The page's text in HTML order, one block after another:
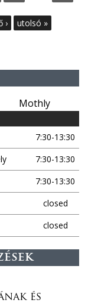
› utolsó »
Mothly
7:30-13:30
7:30-13:30
7:30-13:30
closed
closed
és